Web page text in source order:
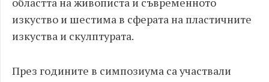
изкуство и шестима в сферата на пластичните
изкуства и скулптурата.
През годините в симпозиума са участвали